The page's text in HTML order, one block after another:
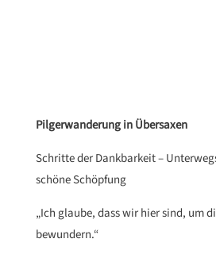
Pilgerwanderung in Übersaxen
Schritte der Dankbarkeit –
schöne Schöpfung
„Ich glaube, dass wir hier sind, um
bewundern.“